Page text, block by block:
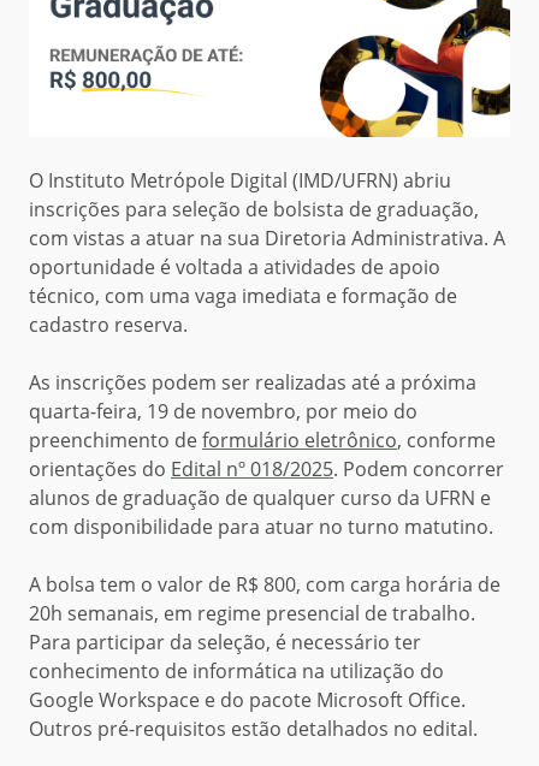
O Instituto Metrópole Digital (IMD/UFRN) abriu
inscrições para seleção de bolsista de graduação,
com vistas a atuar na sua Diretoria Administrativa. A
oportunidade é voltada a atividades de apoio
técnico, com uma vaga imediata eformação de
cadastro reserva.
As inscrições podem ser realizadas atéa próxima
quarta-feira, 19 de novembro, por meio do
preenchimento deformulário eletrônico, conforme
orientações do Edital nº 018/2025. Podem concorrer
alunos degraduação de qualquer curso da UFRN e
com disponibilidade para atuar no turno matutino.
A bolsa tem o valor de R$ 800, com carga horária de
20h semanais, em regime presencial de trabalho.
Para participar da seleção, é necessário ter
conhecimento de informática na utilização do
Google Workspace e do pacote Microsoft Office.
Outros pré-requisitos estão detalhados no edital.